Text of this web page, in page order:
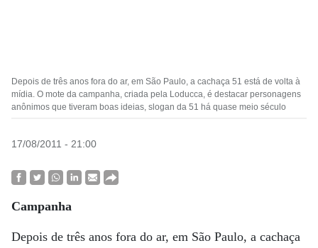
Depois de três anos fora do ar, em São Paulo, a cachaça 51 está de volta à
mídia. O mote da campanha, criada pela Loducca, é destacar personagens
anônimos que tiveram boas ideias, slogan da 51 há quase meio século
17/08/2011 - 21:00
Campanha
Depois de três anos fora do ar, em São Paulo, a cachaça